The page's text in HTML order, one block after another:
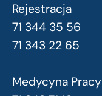
Rejestracja
71 344 35 56
71 343 22 65
Medycyna Pracy